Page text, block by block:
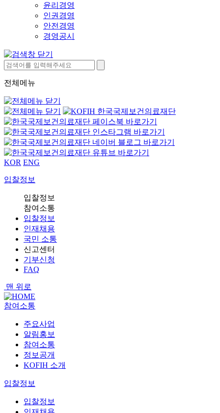
윤리경영
인권경영
안전경영
경영공시
전체메뉴
KOR ENG
입찰정보
입찰정보
참여소통
입찰정보
인재채용
국민 소통
신고센터
기부신청
FAQ
맨 위로
참여소통
주요사업
알림홍보
참여소통
정보공개
KOFIH 소개
입찰정보
입찰정보